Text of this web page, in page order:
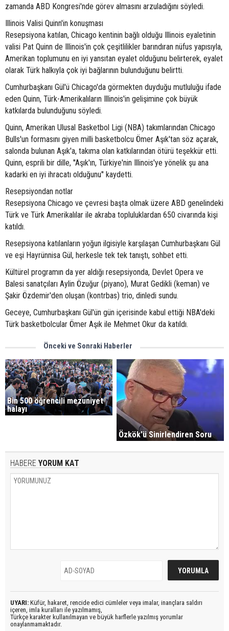
zamanda ABD Kongresi'nde görev almasını arzuladığını söyledi.
Illinois Valisi Quinn'in konuşması
Resepsiyona katılan, Chicago kentinin bağlı olduğu Illinois eyaletinin
valisi Pat Quinn de Illinois'in çok çeşitlilikler barındıran nüfus yapısıyla,
Amerikan toplumunu en iyi yansıtan eyalet olduğunu belirterek, eyalet
olarak Türk halkıyla çok iyi bağlarının bulunduğunu belirtti.
Cumhurbaşkanı Gül'ü Chicago'da görmekten duyduğu mutluluğu ifade
eden Quinn, Türk-Amerikalıların Illinois'in gelişimine çok büyük
katkılarda bulunduğunu söyledi.
Quinn, Amerikan Ulusal Basketbol Ligi (NBA) takımlarından Chicago
Bulls'un formasını giyen milli basketbolcu Ömer Aşık'tan söz açarak,
salonda bulunan Aşık'a, takıma olan katkılarından ötürü teşekkür etti.
Quinn, esprili bir dille, ''Aşık'ın, Türkiye'nin Illinois'ye yönelik şu ana
kadarki en iyi ihracatı olduğunu'' kaydetti.
Resepsiyondan notlar
Resepsiyona Chicago ve çevresi başta olmak üzere ABD genelindeki
Türk ve Türk Amerikalılar ile akraba topluluklardan 650 civarında kişi
katıldı.
Resepsiyona katılanların yoğun ilgisiyle karşılaşan Cumhurbaşkanı Gül
ve eşi Hayrünnisa Gül, herkesle tek tek tanıştı, sohbet etti.
Kültürel programın da yer aldığı resepsiyonda, Devlet Opera ve
Balesi sanatçıları Aylin Özuğur (piyano), Murat Gedikli (keman) ve
Şakir Özdemir'den oluşan (kontrbas) trio, dinledi sundu.
Geceye, Cumhurbaşkanı Gül'ün gün içerisinde kabul ettiği NBA'deki
Türk basketbolcular Ömer Aşık ile Mehmet Okur da katıldı.
Önceki ve Sonraki Haberler
Bin 500 öğrencili mezuniyet
halayı
Özkök'ü Sinirlendiren Soru
HABERE YORUM KAT
UYARI: Küfür, hakaret, rencide edici cümleler veya imalar, inançlara saldırı
içeren, imla kuralları ile yazılmamış,
Türkçe karakter kullanılmayan ve büyük harflerle yazılmış yorumlar
onaylanmamaktadır.